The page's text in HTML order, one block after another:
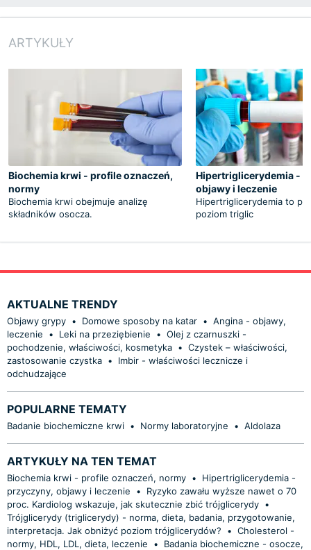
ARTYKUŁY
Biochemia krwi - profile oznaczeń,
normy
Biochemia krwi obejmuje analizę
składników osocza.
Hipertriglicerydemia -
objawy i leczenie
Hipertriglicerydemia to
poziom triglic
AKTUALNE TRENDY
Objawy grypy • Domowe sposoby na katar • Angina - objawy,
leczenie
• Leki na przeziębienie • Olej z czarnuszki -
pochodzenie, właściwości, kosmetyka • Czystek – właściwości,
zastosowanie czystka •
Imbir - właściwości lecznicze i
odchudzające
POPULARNE TEMATY
Badanie biochemiczne krwi • Normy laboratoryjne • Aldolaza
ARTYKUŁY NA TEN TEMAT
Biochemia krwi - profile oznaczeń, normy •
Hipertriglicerydemia -
przyczyny, objawy i leczenie
•
Ryzyko zawału wyższe nawet o 70
proc. Kardiolog wskazuje, jak skutecznie zbić trójglicerydy •
Trójglicerydy (triglicerydy) - norma, dieta, badania, przygotowanie,
interpretacja. Jak obniżyć poziom trójglicerydów?
• Cholesterol -
normy, HDL, LDL, dieta, leczenie
•
Badania biochemiczne - osocze,